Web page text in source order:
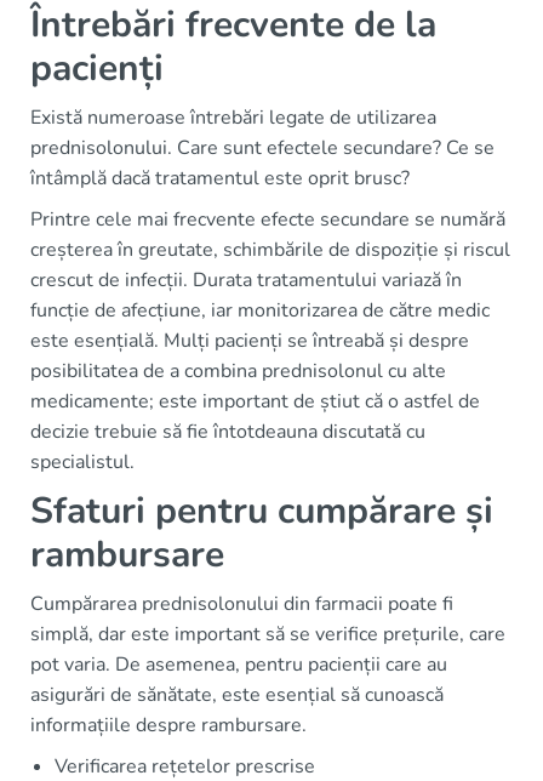
Întrebări frecvente de la
pacienți
Există numeroase întrebări legate de utilizarea
prednisolonului. Care sunt efectele secundare? Ce se
întâmplă dacă tratamentul este oprit brusc?
Printre cele mai frecvente efecte secundare se numără
creșterea în greutate, schimbările de dispoziție și riscul
crescut de infecții. Durata tratamentului variază în
funcție de afecțiune, iar monitorizarea de către medic
este esențială. Mulți pacienți se întreabă și despre
posibilitatea de a combina prednisolonul cu alte
medicamente; este important de știut că o astfel de
decizie trebuie să fie întotdeauna discutată cu
specialistul.
Sfaturi pentru cumpărare și
rambursare
Cumpărarea prednisolonului din farmacii poate fi
simplă, dar este important să se verifice prețurile, care
pot varia. De asemenea, pentru pacienții care au
asigurări de sănătate, este esențial să cunoască
informațiile despre rambursare.
Verificarea rețetelor prescrise